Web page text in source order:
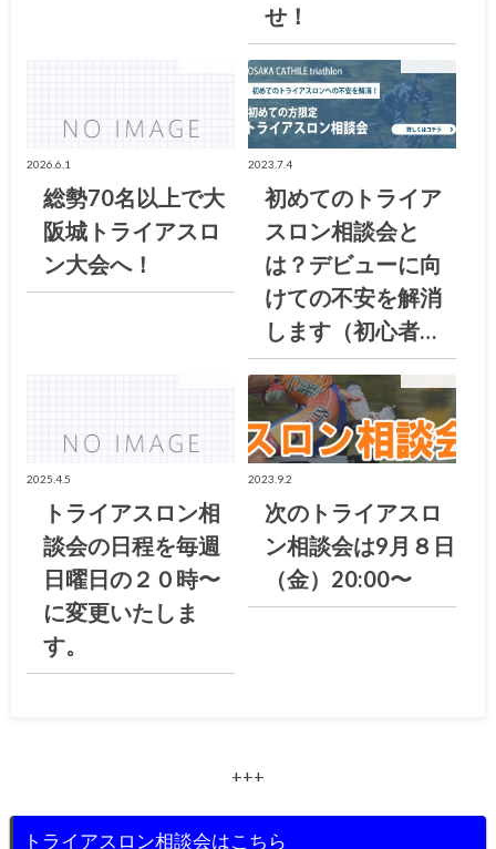
せ！
2026.6.1
総勢70名以上で大
阪城トライアスロ
ン大会へ！
2023.7.4
初めてのトライア
スロン相談会と
は？デビューに向
けての不安を解消
します（初心者…
2025.4.5
トライアスロン相
談会の日程を毎週
日曜日の２０時〜
に変更いたしま
す。
2023.9.2
次のトライアスロ
ン相談会は9月８日
（金）20:00〜
+++
トライアスロン相談会はこちら